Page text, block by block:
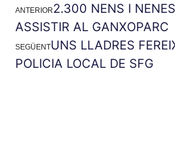
ANTERIOR2.300 NENS I
ASSISTIR AL GANXOPARC
SEGÜENTUNS LLADRES
POLICIA LOCAL DE SFG